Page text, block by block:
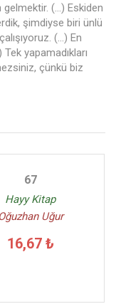
(…) Eskiden
şimdiyse biri ünlü
(…) En
yapamadıkları
çünkü biz
67
Hayy Kitap
Oğuzhan Uğur
16,67 ₺